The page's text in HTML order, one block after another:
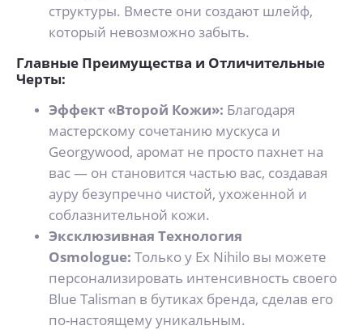
структуры. Вместе они создают шлейф,
который невозможно забыть.
Главные Преимущества и Отличительные
Черты:
Эффект «Второй Кожи»: Благодаря
мастерскому сочетанию мускуса и
Georgywood, аромат не просто пахнет на
вас — он становится частью вас, создавая
ауру безупречно чистой, ухоженной и
соблазнительной кожи.
Эксклюзивная Технология
Osmologue: Только у Ex Nihilo вы можете
персонализировать интенсивность своего
Blue Talisman в бутиках бренда, сделав его
по-настоящему уникальным.